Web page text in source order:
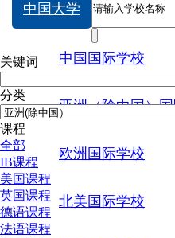
中国大学
中国国际学校
亚洲（除中国）
欧洲国际学校
北美国际学校
中国大学
关键词
分类
课程
全部
IB课程
美国课程
英国课程
德语课程
法语课程